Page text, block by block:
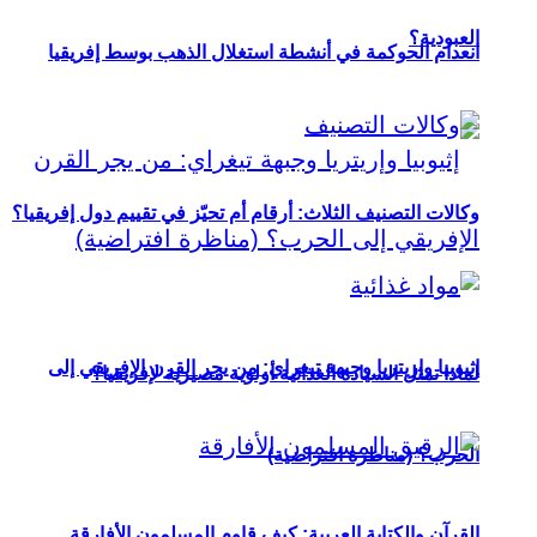
العبودية؟
إثيوبيا وإريتريا وجبهة تيغراي: من يجر القرن الإفريقي إلى
الحرب؟ (مناظرة افتراضية)
انعدام الحوكمة في أنشطة استغلال الذهب بوسط إفريقيا
وكالات التصنيف الثلاث: أرقام أم تحيّز في تقييم دول إفريقيا؟
لماذا تمثل السيادة الغذائية أولوية مصيرية لإفريقيا؟